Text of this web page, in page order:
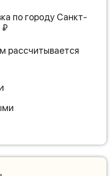
по городу Санкт-
₽
рассчитывается